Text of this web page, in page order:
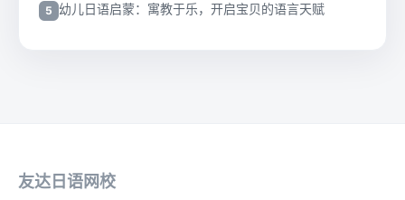
幼儿日语启蒙：寓教于乐，开启宝贝的语言天赋
友达日语网校